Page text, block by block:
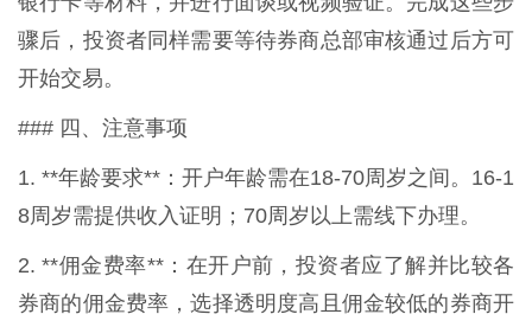
骤后，投资者同样需要等待券商总部审核通过后方可
开始交易。
### 四、注意事项
1. **年龄要求**：开户年龄需在18-70周岁之间。16-1
8周岁需提供收入证明；70周岁以上需线下办理。
2. **佣金费率**：在开户前，投资者应了解并比较各
券商的佣金费率，选择透明度高且佣金较低的券商开